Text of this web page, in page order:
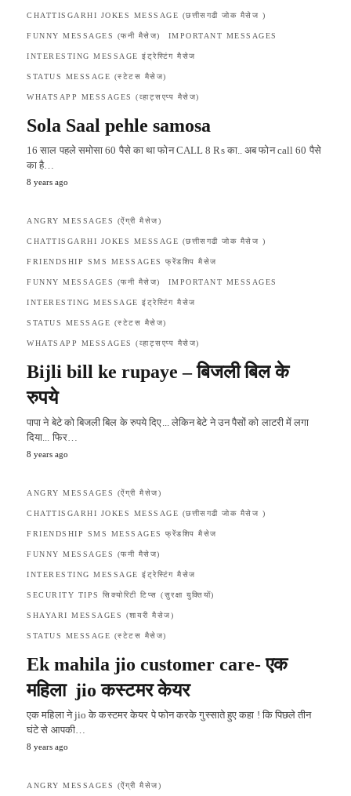
CHATTISGARHI JOKES MESSAGE (छत्तीसगढी जोक मैसेज )
FUNNY MESSAGES (फनी मैसेज) IMPORTANT MESSAGES
INTERESTING MESSAGE इंट्रेस्टिंग मैसेज
STATUS MESSAGE (स्टेटस मैसेज)
WHATSAPP MESSAGES (व्हाट्सएप्प मैसेज)
Sola Saal pehle samosa
16 साल पहले समोसा 60 पैसे का था फोन CALL 8 Rs का.. अब फोन call 60 पैसे
का है…
8 years ago
ANGRY MESSAGES (ऐंग्री मैसेज)
CHATTISGARHI JOKES MESSAGE (छत्तीसगढी जोक मैसेज )
FRIENDSHIP SMS MESSAGES फ्रेंडशिप मैसेज
FUNNY MESSAGES (फनी मैसेज) IMPORTANT MESSAGES
INTERESTING MESSAGE इंट्रेस्टिंग मैसेज
STATUS MESSAGE (स्टेटस मैसेज)
WHATSAPP MESSAGES (व्हाट्सएप्प मैसेज)
Bijli bill ke rupaye – बिजली बिल के
रुपये
पापा ने बेटे को बिजली बिल के रुपये दिए... लेकिन बेटे ने उन पैसों को लाटरी में लगा
दिया... फिर…
8 years ago
ANGRY MESSAGES (ऐंग्री मैसेज)
CHATTISGARHI JOKES MESSAGE (छत्तीसगढी जोक मैसेज )
FRIENDSHIP SMS MESSAGES फ्रेंडशिप मैसेज
FUNNY MESSAGES (फनी मैसेज)
INTERESTING MESSAGE इंट्रेस्टिंग मैसेज
SECURITY TIPS सिक्योरिटी टिप्स (सुरक्षा युक्तियों)
SHAYARI MESSAGES (शायरी मैसेज)
STATUS MESSAGE (स्टेटस मैसेज)
Ek mahila jio customer care- एक
महिला jio कस्टमर केयर
एक महिला ने jio के कस्टमर केयर पे फोन करके गुस्साते हुए कहा ! कि पिछले तीन
घंटे से आपकी…
8 years ago
ANGRY MESSAGES (ऐंग्री मैसेज)